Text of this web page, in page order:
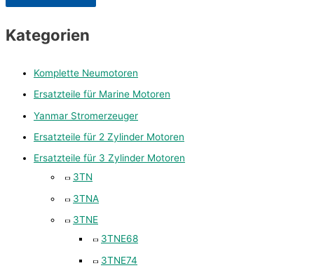
Kategorien
Komplette Neumotoren
Ersatzteile für Marine Motoren
Yanmar Stromerzeuger
Ersatzteile für 2 Zylinder Motoren
Ersatzteile für 3 Zylinder Motoren
3TN
3TNA
3TNE
3TNE68
3TNE74